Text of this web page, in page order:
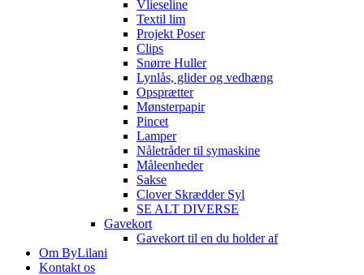
Vlieseline
Textil lim
Projekt Poser
Clips
Snørre Huller
Lynlås, glider og vedhæng
Opsprætter
Mønsterpapir
Pincet
Lamper
Nåletråder til symaskine
Måleenheder
Sakse
Clover Skrædder Syl
SE ALT DIVERSE
Gavekort
Gavekort til en du holder af
Om ByLilani
Kontakt os